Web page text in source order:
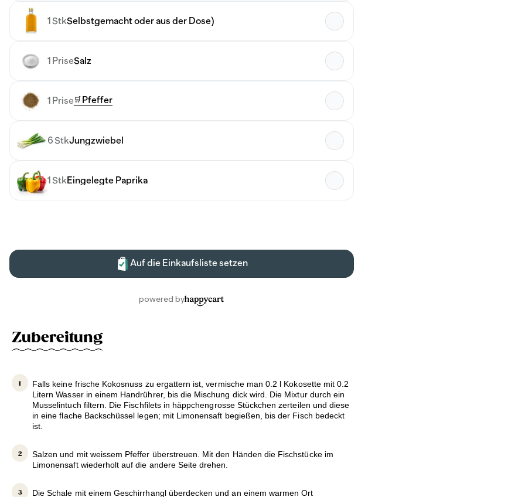
Zubereitung
Falls keine frische Kokosnuss zu ergattern ist, vermische man 0.2 l Kokosette mit 0.2
Litern Wasser in einem Handrührer, bis die Mischung dick wird. Die Mixtur durch ein
Musselintuch filtern. Die Fischfilets in häppchengrosse Stückchen zerteilen und diese
in eine flache Backschüssel legen; mit Limonensaft begießen, bis der Fisch bedeckt
ist.
Salzen und mit weissem Pfeffer überstreuen. Mit den Händen die Fischstücke im
Limonensaft wiederholt auf die andere Seite drehen.
Die Schale mit einem Geschirrhangl überdecken und an einem warmen Ort